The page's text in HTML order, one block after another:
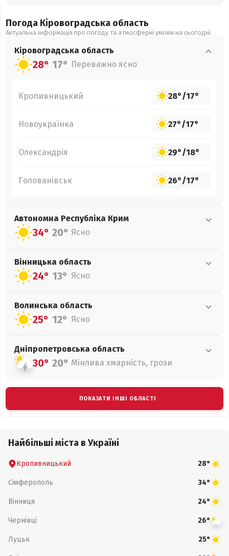
Погода Кіровоградська область
Актуальна інформація про погоду та атмосферні умови на сьогодні
Кіровоградська область
28° 17° Переважно ясно
Кропивницький 28°/17°
Новоукраїнка 27°/17°
Олександрія 29°/18°
Голованівськ 26°/17°
Автономна Республіка Крим
34° 20° Ясно
Вінницька область
24° 13° Ясно
Волинська область
25° 12° Ясно
Дніпропетровська область
30° 20° Мінлива хмарність, грози
ПОКАЗАТИ ІНШІ ОБЛАСТІ
Найбільші міста в Україні
Кропивницький 28°
Сімферополь 34°
Вінниця 24°
Чернівці 26°
Луцьк 25°